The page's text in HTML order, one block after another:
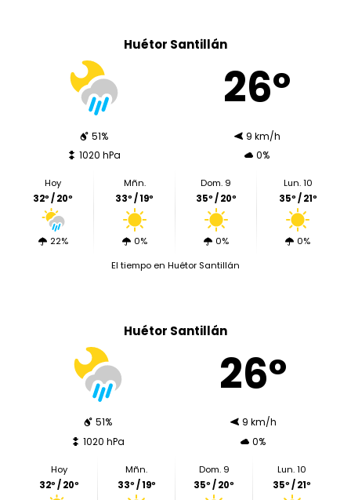
Huétor Santillán
26º
51%
9 km/h
1020 hPa
0%
Hoy
32º / 20º
22%
Mñn.
33º / 19º
0%
Dom. 9
35º / 20º
0%
Lun. 10
35º / 21º
0%
El tiempo en Huétor Santillán
Huétor Santillán
26º
51%
9 km/h
1020 hPa
0%
Hoy
32º / 20º
Mñn.
33º / 19º
Dom. 9
35º / 20º
Lun. 10
35º / 21º